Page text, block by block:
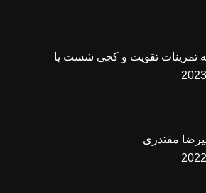
تمرینات تقویت و کجی شست پا
مقتدری